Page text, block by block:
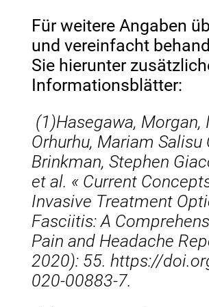
Für weitere Angaben
und vereinfacht
Sie hierunter
Informationsblätter:
(1)Hasegawa, Morgan,
Orhurhu, Mariam Salisu
Brinkman, Stephen
et al. « Current
Invasive Treatment
Fasciitis: A
Pain and Headache
2020): 55. https://
020-00883-7.